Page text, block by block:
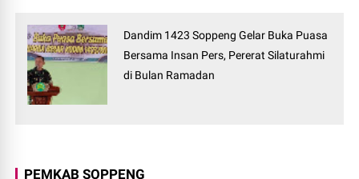
Dandim 1423 Soppeng Gelar Buka Puasa
Bersama Insan Pers, Pererat Silaturahmi
di Bulan Ramadan
PEMKAB SOPPENG